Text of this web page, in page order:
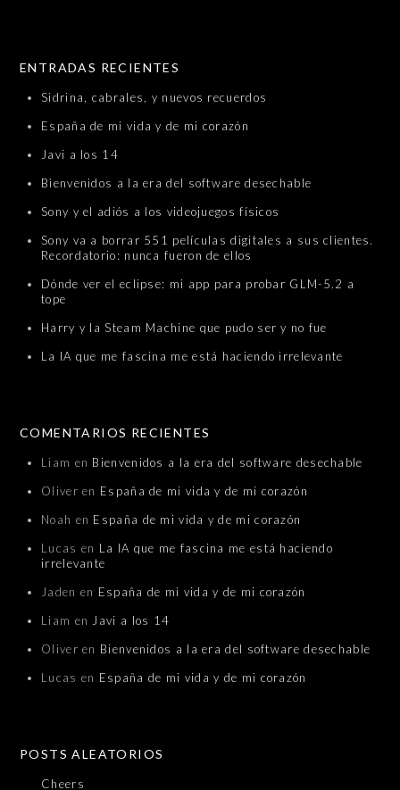
ENTRADAS RECIENTES
Sidrina, cabrales, y nuevos recuerdos
España de mi vida y de mi corazón
Javi a los 14
Bienvenidos a la era del software desechable
Sony y el adiós a los videojuegos físicos
Sony va a borrar 551 películas digitales a sus clientes.
Recordatorio: nunca fueron de ellos
Dónde ver el eclipse: mi app para probar GLM-5.2 a
tope
Harry y la Steam Machine que pudo ser y no fue
La IA que me fascina me está haciendo irrelevante
COMENTARIOS RECIENTES
Liam en Bienvenidos a la era del software desechable
Oliver en España de mi vida y de mi corazón
Noah en España de mi vida y de mi corazón
Lucas en La IA que me fascina me está haciendo
irrelevante
Jaden en España de mi vida y de mi corazón
Liam en Javi a los 14
Oliver en Bienvenidos a la era del software desechable
Lucas en España de mi vida y de mi corazón
POSTS ALEATORIOS
Cheers